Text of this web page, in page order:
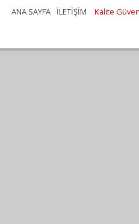
ANA SAYFA İLETİŞİM Kalite